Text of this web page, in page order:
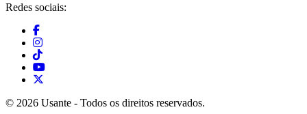
Redes sociais:
© 2026 Usante - Todos os direitos reservados.